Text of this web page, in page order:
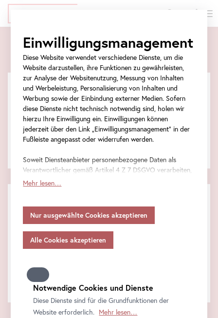
Navigation
springen
Formular
springen
Navigation
springen
Tickets
Informationen zu besonders häufig gestellten Fragen.
FAQ
Support & Feedback
Kontaktieren Sie uns!
Veranstaltungstickets
Eintrittstickets
Einwilligungsmanagement
Diese Website verwendet verschiedene Dienste, um die
Website darzustellen, ihre Funktionen zu gewährleisten,
zur Analyse der Websitenutzung, Messung von Inhalten
und Werbeleistung, Personalisierung von Inhalten und
Werbung sowie der Einbindung externer Medien. Sofern
diese Dienste nicht technisch notwendig sind, holen wir
hierzu Ihre Einwilligung ein. Einwilligungen können
jederzeit über den Link „Einwilligungsmanagement“ in der
Fußleiste angepasst oder widerrufen werden.
Soweit Diensteanbieter personenbezogene Daten als
Verantwortlicher gemäß Artikel 4 Z 7 DSGVO verarbeiten,
gilt Ihre Einwilligung auch für die Weitergabe an den
Daten in Staaten ohne Vorliegen eines
Angemessenheitsbeschlusses gem.Art
und ohne geeignete Garantien gem.
übermitteln, so gilt Ihre Einwilligung auch hierfür.
Funktionen unseres
stehen, wenn Sie nicht alle Zwecke zulassen. Weitere
Informationen zum Datenschutz, Ihren Rechten und
Kontaktdaten des Verantwortlichen und der
Datenschutzbeauftragten finden Sie in unserer
Mehr lesen…
Notwendige Cookies und Dienste
Diese Dienste sind für die Grundfunktionen der
Website erforderlich. Mehr lesen…